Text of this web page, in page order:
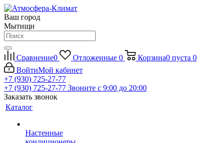
Ваш город
Мытищи
Сравнение0 Отложенные 0 Корзина0 пуста 0
ВойтиМой кабинет
+7 (930) 725-27-77
+7 (930) 725-27-77 Звоните с 9:00 до 20:00
Заказать звонок
Каталог
Настенные